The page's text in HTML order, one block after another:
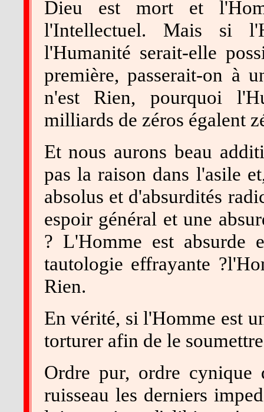
Dieu est mort et
l'Intellectuel. Mais si
l'Humanité serait-elle
première, passerait-on à
n'est Rien, pourquoi
milliards de zéros égalent
Et nous aurons beau
pas la raison dans l'asile
absolus et d'absurdités
espoir général et une
? L'Homme est absurde
tautologie effrayante
Rien.
En vérité, si l'Homme est
torturer afin de le
Ordre pur, ordre
ruisseau les derniers